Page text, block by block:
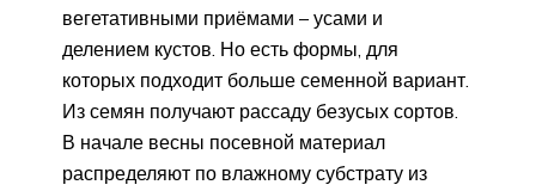
вегетативными приёмами – усами и
делением кустов. Но есть формы, для
которых подходит больше семенной вариант.
Из семян получают рассаду безусых сортов.
В начале весны посевной материал
распределяют по влажному субстрату из